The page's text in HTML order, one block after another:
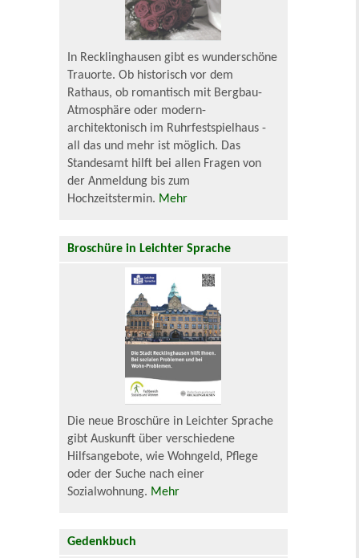
In Recklinghausen gibt es wunderschöne
Trauorte. Ob historisch vor dem
Rathaus, ob romantisch mit Bergbau-
Atmosphäre oder modern-
architektonisch im Ruhrfestspielhaus -
all das und mehr ist möglich. Das
Standesamt hilft bei allen Fragen von
der Anmeldung bis zum
Hochzeitstermin. Mehr
Broschüre in Leichter Sprache
Die neue Broschüre in Leichter Sprache
gibt Auskunft über verschiedene
Hilfsangebote, wie Wohngeld, Pflege
oder der Suche nach einer
Sozialwohnung. Mehr
Gedenkbuch